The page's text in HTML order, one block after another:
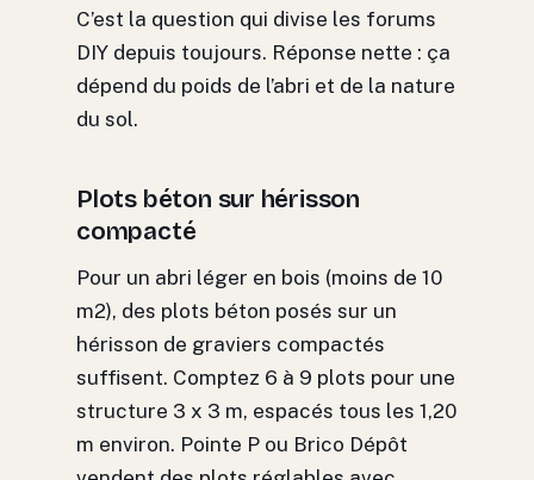
C’est la question qui divise les forums
DIY depuis toujours. Réponse nette : ça
dépend du poids de l’abri et de la nature
du sol.
Plots béton sur hérisson
compacté
Pour un abri léger en bois (moins de 10
m2), des plots béton posés sur un
hérisson de graviers compactés
suffisent. Comptez 6 à 9 plots pour une
structure 3 x 3 m, espacés tous les 1,20
m environ. Pointe P ou Brico Dépôt